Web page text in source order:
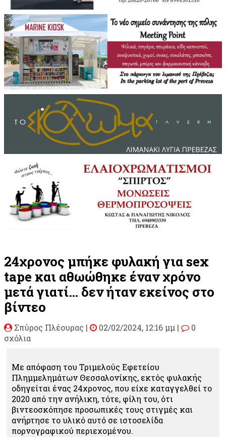
24χρονος μπήκε φυλακή για sex
tape και αθωώθηκε έναν χρόνο
μετά γιατί… δεν ήταν εκείνος στο
βίντεο
Σπύρος Πλέουρας | 02/02/2024, 12:16 μμ |
0
σχόλια
Με απόφαση του Τριμελούς Εφετείου
Πλημμελημάτων Θεσσαλονίκης, εκτός φυλακής
οδηγείται ένας 24χρονος, που είχε καταγγελθεί το
2020 από την ανήλικη, τότε, φίλη του, ότι
βιντεοσκόπησε προσωπικές τους στιγμές και
ανήρτησε το υλικό αυτό σε ιστοσελίδα
πορνογραφικού περιεχομένου.